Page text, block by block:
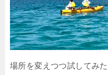
場所を変えつつ試してみ